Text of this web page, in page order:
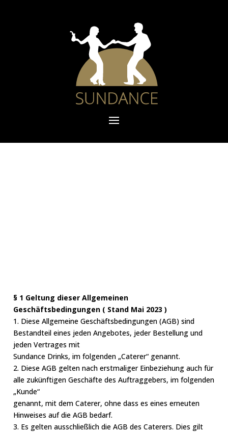
§ 1 Geltung dieser Allgemeinen
Geschäftsbedingungen ( Stand Mai 2023 )
1. Diese Allgemeine Geschäftsbedingungen (AGB) sind
Bestandteil eines jeden Angebotes, jeder Bestellung und
jeden Vertrages mit
Sundance Drinks, im folgenden „Caterer“ genannt.
2. Diese AGB gelten nach erstmaliger Einbeziehung auch für
alle zukünftigen Geschäfte des Auftraggebers, im folgenden
„Kunde“
genannt, mit dem Caterer, ohne dass es eines erneuten
Hinweises auf die AGB bedarf.
3. Es gelten ausschließlich die AGB des Caterers. Dies gilt